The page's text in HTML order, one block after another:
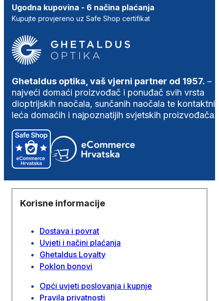
Ugodna kupovina - 6 načina plaćanja
Kupujte provjereno uz Safe Shop certifikat
Ghetaldus optika, vaš vjerni partner od 1957. –
najveći domaći proizvođač i ponuđač svih vrsta
dioptrijskih naočala, sunčanih naočala te
leća domaćih i najpoznatijih svjetskih proizvođača.
Korisne informacije
Dostava i povrat
Uvjeti i načini plaćanja
Ghetaldus Loyalty
Poklon bonovi
Opći uvjeti poslovanja i kupnje
Pravila privatnosti